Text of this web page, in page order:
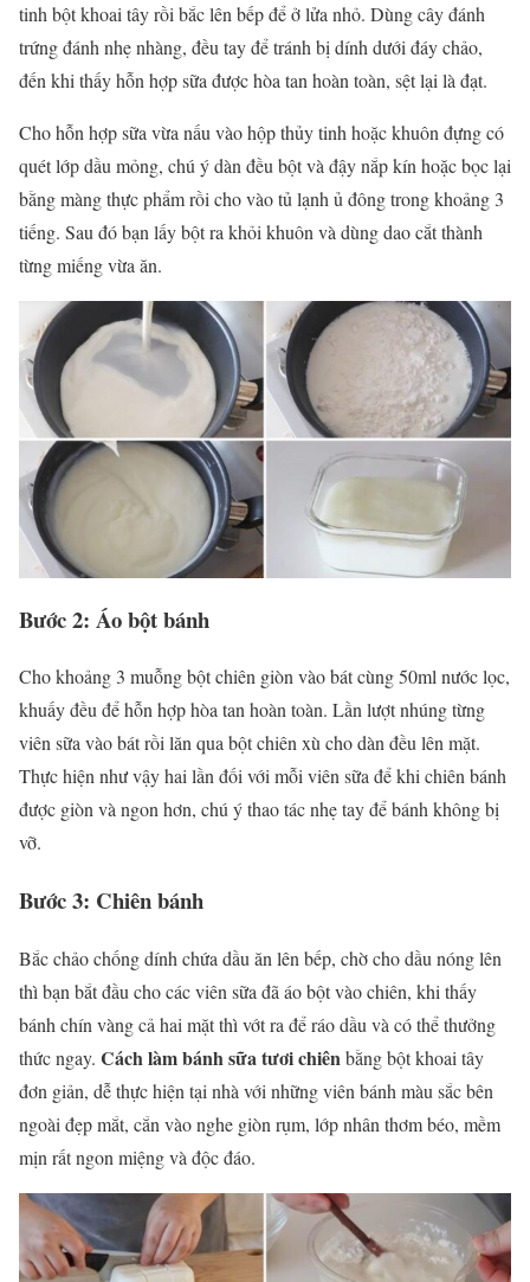
tinh bột khoai tây rồi bắc lên bếp để ở lửa nhỏ. Dùng cây đánh
trứng đánh nhẹ nhàng, đều tay để tránh bị dính dưới đáy chảo,
đến khi thấy hỗn hợp sữa được hòa tan hoàn toàn, sệt lại là đạt.
Cho hỗn hợp sữa vừa nấu vào hộp thủy tinh hoặc khuôn đựng có
quét lớp dầu mỏng, chú ý dàn đều bột và đậy nắp kín hoặc bọc lại
bằng màng thực phẩm rồi cho vào tủ lạnh ủ đông trong khoảng 3
tiếng. Sau đó bạn lấy bột ra khỏi khuôn và dùng dao cắt thành
từng miếng vừa ăn.
Bước 2: Áo bột bánh
Cho khoảng 3 muỗng bột chiên giòn vào bát cùng 50ml nước lọc,
khuấy đều để hỗn hợp hòa tan hoàn toàn. Lần lượt nhúng từng
viên sữa vào bát rồi lăn qua bột chiên xù cho dàn đều lên mặt.
Thực hiện như vậy hai lần đối với mỗi viên sữa để khi chiên bánh
được giòn và ngon hơn, chú ý thao tác nhẹ tay để bánh không bị
vỡ.
Bước 3: Chiên bánh
Bắc chảo chống dính chứa dầu ăn lên bếp, chờ cho dầu nóng lên
thì bạn bắt đầu cho các viên sữa đã áo bột vào chiên, khi thấy
bánh chín vàng cả hai mặt thì vớt ra để ráo dầu và có thể thưởng
thức ngay. Cách làm bánh sữa tươi chiênbằng bột khoai tây
đơn giản, dễ thực hiện tại nhà với những viên bánh màu sắc bên
ngoài đẹp mắt, cắn vào nghe giòn rụm, lớp nhân thơm béo, mềm
mịn rất ngon miệng và độc đáo.